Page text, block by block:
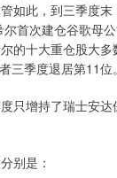
如此，到三季度
首次建仓谷歌母
的十大重仓股大
三季度退居第11位。
增持了瑞士安达
别是：